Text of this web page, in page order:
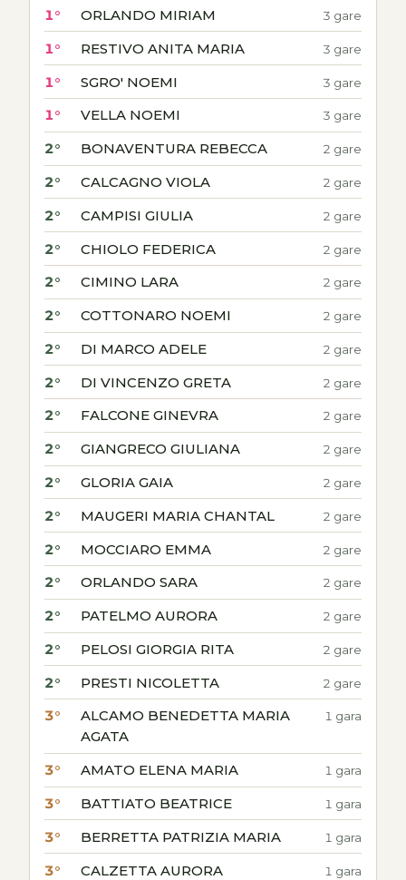
1° ORLANDO MIRIAM 3 gare
1° RESTIVO ANITA MARIA 3 gare
1° SGRO' NOEMI 3 gare
1° VELLA NOEMI 3 gare
2° BONAVENTURA REBECCA 2 gare
2° CALCAGNO VIOLA 2 gare
2° CAMPISI GIULIA 2 gare
2° CHIOLO FEDERICA 2 gare
2° CIMINO LARA 2 gare
2° COTTONARO NOEMI 2 gare
2° DI MARCO ADELE 2 gare
2° DI VINCENZO GRETA 2 gare
2° FALCONE GINEVRA 2 gare
2° GIANGRECO GIULIANA 2 gare
2° GLORIA GAIA 2 gare
2° MAUGERI MARIA CHANTAL 2 gare
2° MOCCIARO EMMA 2 gare
2° ORLANDO SARA 2 gare
2° PATELMO AURORA 2 gare
2° PELOSI GIORGIA RITA 2 gare
2° PRESTI NICOLETTA 2 gare
3°
ALCAMO BENEDETTA MARIA
AGATA
1 gara
3° AMATO ELENA MARIA 1 gara
3° BATTIATO BEATRICE 1 gara
3° BERRETTA PATRIZIA MARIA 1 gara
3° CALZETTA AURORA 1 gara